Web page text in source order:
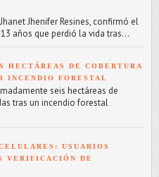
Jhenifer Resines, confirmó el
años que perdió la vida tras...
HECTÁREAS DE COBERTURA
INCENDIO FORESTAL
seis hectáreas de
tras un incendio forestal
USUARIOS
VERIFICACIÓN DE